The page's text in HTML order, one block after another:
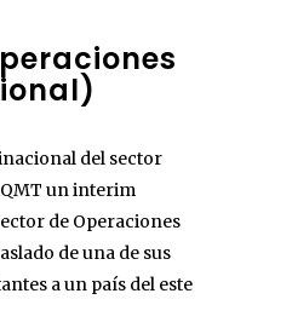
del sector
un interim
de Operaciones
de una de sus
a un país del este